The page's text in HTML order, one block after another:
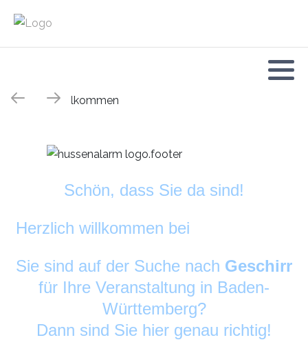
Schön, dass Sie da sind!
Herzlich willkommen bei
Sie sind auf der Suche nach Geschirr
für Ihre Veranstaltung in Baden-
Württemberg?
Dann sind Sie hier genau richtig!